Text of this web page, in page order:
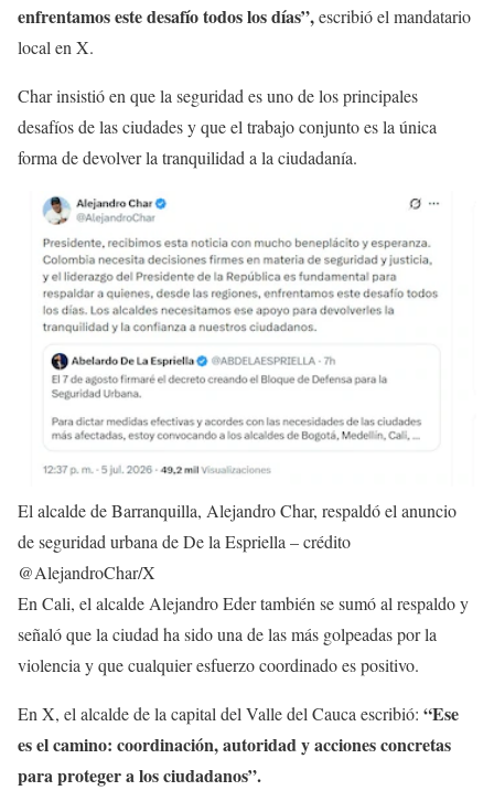
enfrentamos este desafío todos los días”,escribió el mandatario
local en X.
Char insistió en que la seguridad es uno de los principales
desafíos de las ciudades y que el trabajo conjunto es la única
forma de devolver la tranquilidad a la ciudadanía.
El alcalde de Barranquilla, Alejandro Char, respaldó el anuncio
de seguridad urbana de De la Espriella – crédito
@AlejandroChar/X
En Cali, el alcalde Alejandro Eder también se sumó al respaldo y
señaló que la ciudad ha sido una de las más golpeadas por la
violencia y que cualquier esfuerzo coordinado es positivo.
En X, el alcalde de la capital del Valle del Cauca escribió: “Ese
es el camino: coordinación, autoridad y acciones concretas
para proteger a los ciudadanos”.